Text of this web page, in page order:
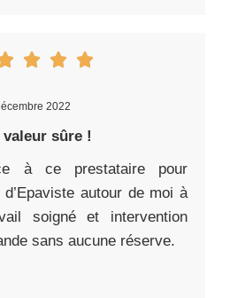
2022
valeur sûre !
à ce prestataire pour
autour de moi à
soigné et intervention
sans aucune réserve.